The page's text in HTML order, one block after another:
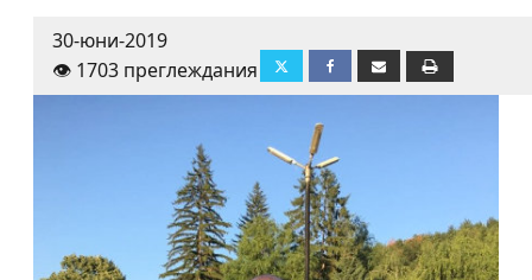
30-юни-2019
👁️ 1703 преглеждания